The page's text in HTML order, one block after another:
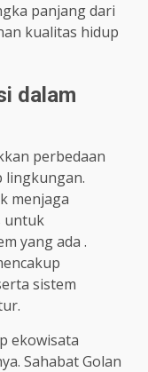
panjang dari
kualitas hidup
dalam
perbedaan
lingkungan.
menjaga
untuk
yang ada .
sistem
ekowisata
Sahabat Golan